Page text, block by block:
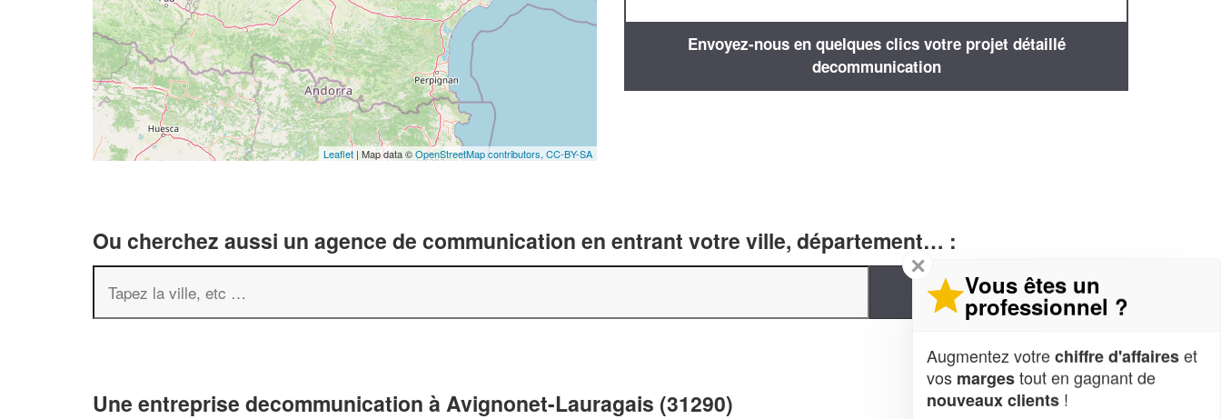
Leaflet| Map data ©OpenStreetMap contributors, CC-BY-SA
Envoyez-nous en quelques clics votre projet détaillé
decommunication
Ou cherchez aussi un agence de communication en entrant votre ville, département… :
Une entreprise decommunication à Avignonet-Lauragais (31290)
✕
Vous êtes un
professionnel ?
Augmentez votrechiffre d'affaireset
vos margestout en gagnant de
nouveaux clients !